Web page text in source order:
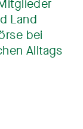
Land
bei
Alltags